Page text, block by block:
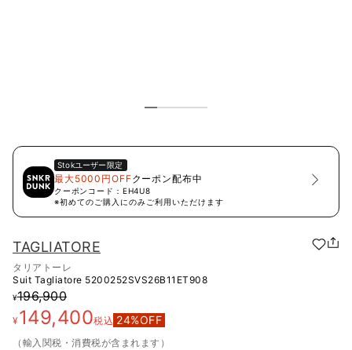
Stokユーザー限定
最大5000円OFFクーポン配布中
クーポンコード： EH4U8
※初めてのご購入にのみご利用いただけます
TAGLIATORE
タリアトーレ
Suit Tagliatore 5200252SVS26B11ET908
¥196,900
¥149,400税込 24%OFF
（輸入関税・消費税が含まれます）